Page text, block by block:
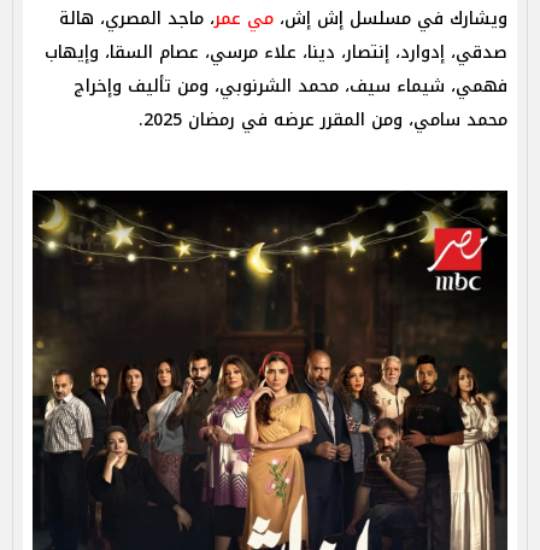
ويشارك في مسلسل إش إش، مي عمر، ماجد المصري، هالة
صدقي، إدوارد، إنتصار، دينا، علاء مرسي، عصام السقا، وإيهاب
فهمي، شيماء سيف، محمد الشرنوبي، ومن تأليف وإخراج
محمد سامي، ومن المقرر عرضه في رمضان 2025.